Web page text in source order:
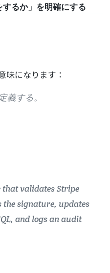
るか」を明確にする
味になります：
義する。
that validates Stripe
the signature, updates
and logs an audit